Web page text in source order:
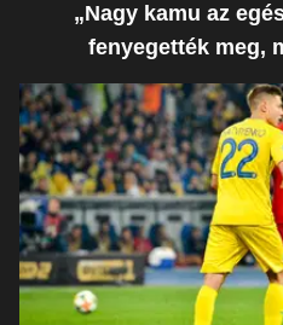
„Nagy kamu az
fenyegették meg,